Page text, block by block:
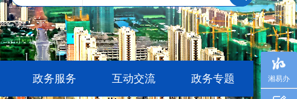
政务服务 互动交流 政务专题 湘易办